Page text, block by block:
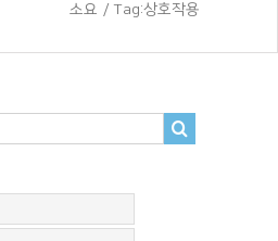
소요 / Tag:상호작용